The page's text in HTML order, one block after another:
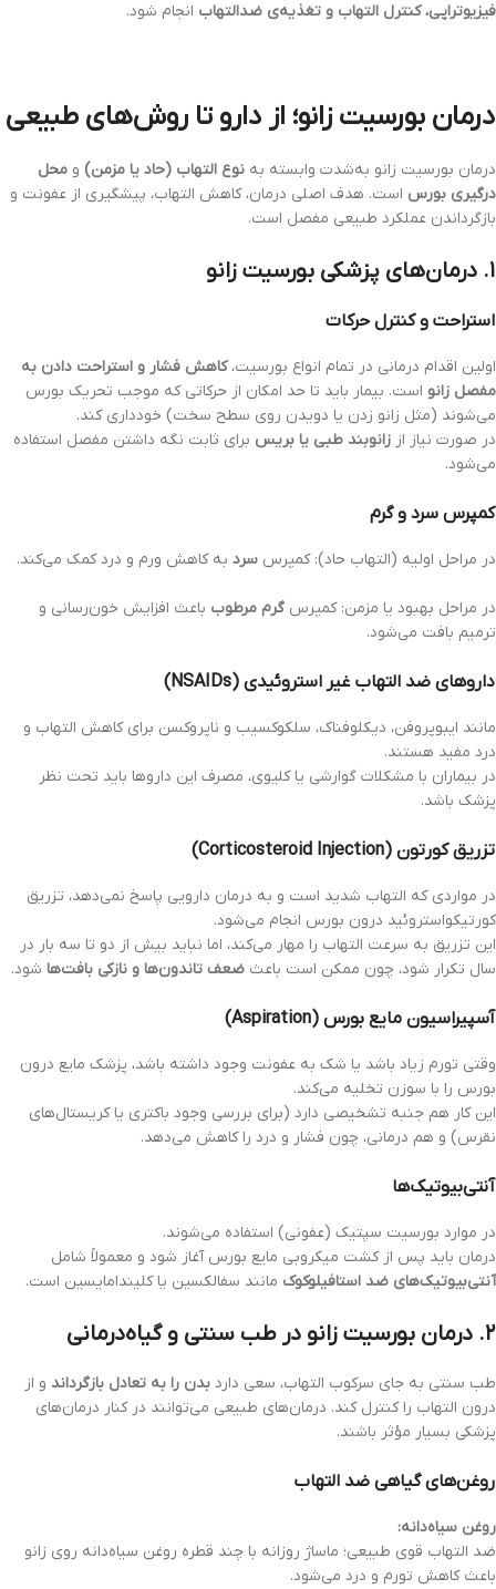
فیزیوتراپی، کنترل التهاب و تغذیه‌ی ضدالتهاب انجام شود.
درمان بورسیت زانو؛ از دارو تا روش‌های طبیعی
درمان بورسیت زانو به‌شدت وابسته به نوع التهاب (حاد یا مزمن) و محل
درگیری بورس است. هدف اصلی درمان، کاهش التهاب، پیشگیری از عفونت و
بازگرداندن عملکرد طبیعی مفصل است.
استراحت و کنترل حرکات
اولین اقدام درمانی در تمام انواع بورسیت،کاهش فشار و استراحت دادن به
مفصل زانو است. بیمار باید تا حد امکان از حرکاتی که موجب تحریک بورس
می‌شوند (مثل زانو زدن یا دویدن روی سطح سخت) خودداری کند.
در صورت نیاز از زانوبند طبی یا بریس برای ثابت نگه داشتن مفصل استفاده
می‌شود.
کمپرس سرد و گرم
در مراحل اولیه (التهاب حاد): کمپرس سرد به کاهش ورم و درد کمک می‌کند.
در مراحل بهبود یا مزمن: کمپرس گرم مرطوب باعث افزایش خون‌رسانی و
ترمیم بافت می‌شود.
داروهای ضد التهاب غیر استروئیدی (NSAIDs)
مانند ایبوپروفن، دیکلوفناک، سلکوکسیب و ناپروکسن برای کاهش التهاب و
درد مفید هستند.
در بیماران با مشکلات گوارشی یا کلیوی، مصرف این داروها باید تحت نظر
پزشک باشد.
تزریق کورتون (Corticosteroid Injection)
در مواردی که التهاب شدید است و به درمان دارویی پاسخ نمی‌دهد، تزریق
کورتیکواستروئید درون بورس انجام می‌شود.
این تزریق به سرعت التهاب را مهار می‌کند، اما نباید بیش از دو تا سه بار در
سال تکرار شود، چون ممکن است باعث ضعف تاندون‌ها و نازکی بافت‌ها شود.
آسپیراسیون مایع بورس (Aspiration)
وقتی تورم زیاد باشد یا شک به عفونت وجود داشته باشد، پزشک مایع درون
بورس را با سوزن تخلیه می‌کند.
این کار هم جنبه تشخیصی دارد (برای بررسی وجود باکتری یا کریستال‌های
نقرس) و هم درمانی، چون فشار و درد را کاهش می‌دهد.
آنتی‌بیوتیک‌ها
در موارد بورسیت سپتیک (عفونی) استفاده می‌شوند.
درمان باید پس از کشت میکروبی مایع بورس آغاز شود و معمولاً شامل
آنتی‌بیوتیک‌های ضد استافیلوکوک مانند سفالکسین یا کلیندامایسین است.
۲. درمان بورسیت زانو در طب سنتی و گیاه‌درمانی
طب سنتی به جای سرکوب التهاب، سعی دارد بدن را به تعادل بازگرداند و از
درون التهاب را کنترل کند. درمان‌های طبیعی می‌توانند در کنار درمان‌های
پزشکی بسیار مؤثر باشند.
روغن‌های گیاهی ضد التهاب
روغن سیاه‌دانه:
ضد التهاب قوی طبیعی؛ ماساژ روزانه با چند قطره روغن سیاه‌دانه روی زانو
باعث کاهش تورم و درد می‌شود.